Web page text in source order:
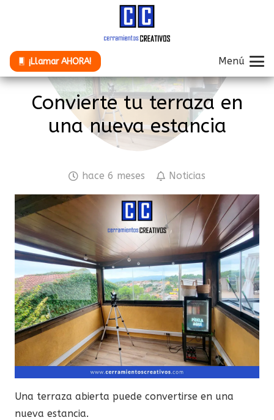
¡Llamar AHORA! Menú
Convierte tu terraza en
una nueva estancia
hace 6 meses Noticias
Una terraza abierta puede convertirse en una
nueva estancia.